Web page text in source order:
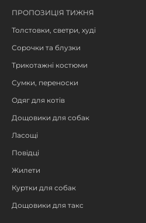
ПРОПОЗИЦІЯ ТИЖНЯ
Толстовки, светри, худі
Сорочки та блузки
Трикотажні костюми
Сумки, переноски
Одяг для котів
Дощовики для собак
Ласощі
Повідці
Жилети
Куртки для собак
Дощовики для такс